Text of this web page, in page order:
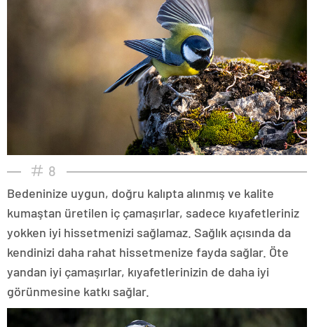
8
Bedeninize uygun, doğru kalıpta alınmış ve kalite
kumaştan üretilen iç çamaşırlar, sadece kıyafetleriniz
yokken iyi hissetmenizi sağlamaz. Sağlık açısında da
kendinizi daha rahat hissetmenize fayda sağlar. Öte
yandan iyi çamaşırlar, kıyafetlerinizin de daha iyi
görünmesine katkı sağlar.